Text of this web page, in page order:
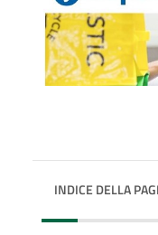
INDICE DELLA